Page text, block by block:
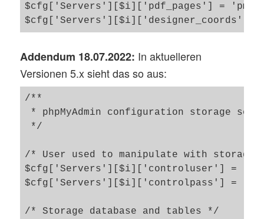
$cfg['Servers'][$i]['pdf_pages'] =
Addendum 18.07.2022: In aktuelleren
Versionen 5.x sieht das so aus:
/**
* phpMyAdmin configuration storage
*/
/* User used to manipulate with storage
$cfg['Servers'][$i]['controluser'] =
$cfg['Servers'][$i]['controlpass'] =
/* Storage database and tables */